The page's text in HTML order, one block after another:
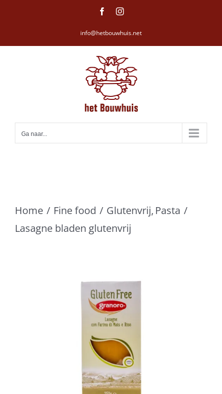
FacebookInstagram
info@hetbouwhuis.net
Ga naar...
Home Fine food Glutenvrij Pasta
Lasagne bladen glutenvrij